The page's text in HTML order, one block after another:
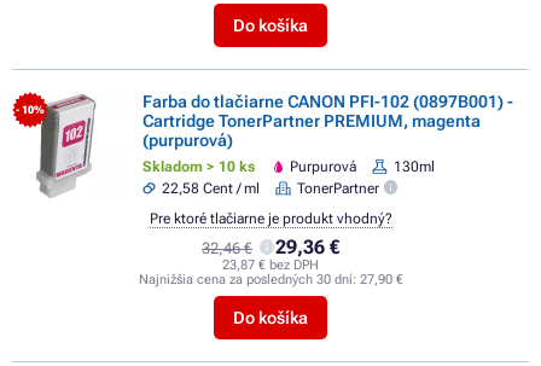
Do košíka
- 10%
Farba do tlačiarne CANON PFI-102 (0897B001) -
Cartridge TonerPartner PREMIUM, magenta
(purpurová)
Skladom > 10 ks Purpurová
130ml
22,58 Cent / ml
TonerPartner
32,46 € 29,36 €
23,87 € bez DPH
Najnižšia cena za posledných 30 dní: 27,90 €
Do košíka
Pre ktoré tlačiarne je produkt vhodný?